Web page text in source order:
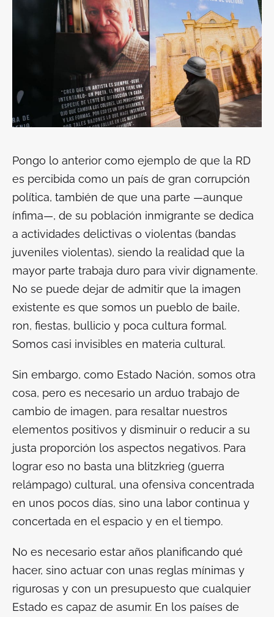
Pongo lo anterior como ejemplo de que la RD
es percibida como un país de gran corrupción
política, también de que una parte —aunque
ínfima—, de su población inmigrante se dedica
a actividades delictivas o violentas (bandas
juveniles violentas), siendo la realidad que la
mayor parte trabaja duro para vivir dignamente.
No se puede dejar de admitir que la imagen
existente es que somos un pueblo de baile,
ron, fiestas, bullicio y poca cultura formal.
Somos casi invisibles en materia cultural.
Sin embargo, como Estado Nación, somos otra
cosa, pero es necesario un arduo trabajo de
cambio de imagen, para resaltar nuestros
elementos positivos y disminuir o reducir a su
justa proporción los aspectos negativos. Para
lograr eso no basta una blitzkrieg (guerra
relámpago) cultural, una ofensiva concentrada
en unos pocos días, sino una labor continua y
concertada en el espacio y en el tiempo.
No es necesario estar años planificando qué
hacer, sino actuar con unas reglas mínimas y
rigurosas y con un presupuesto que cualquier
Estado es capaz de asumir. En los países de